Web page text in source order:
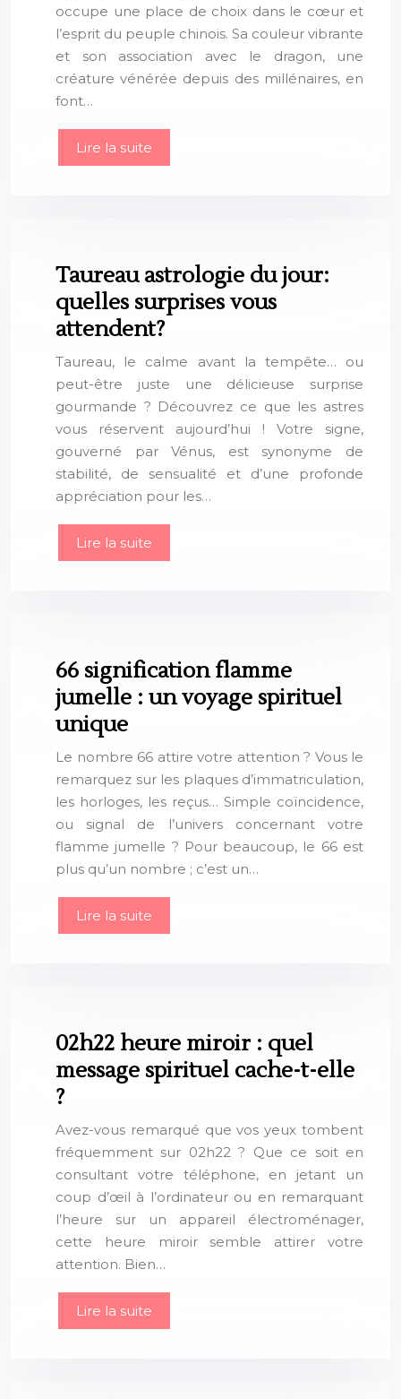
occupe une place de choix dans le cœur et
l’esprit du peuple chinois. Sa couleur vibrante
et son association avec le dragon, une
créature vénérée depuis des millénaires, en
font…
Lire la suite
Taureau astrologie du jour:
quelles surprises vous
attendent?
Taureau, le calme avant la tempête… ou
peut-être juste une délicieuse surprise
gourmande ? Découvrez ce que les astres
vous réservent aujourd’hui ! Votre signe,
gouverné par Vénus, est synonyme de
stabilité, de sensualité et d’une profonde
appréciation pour les…
Lire la suite
66 signification flamme
jumelle : un voyage spirituel
unique
Le nombre 66 attire votre attention ? Vous le
remarquez sur les plaques d’immatriculation,
les horloges, les reçus… Simple coïncidence,
ou signal de l’univers concernant votre
flamme jumelle ? Pour beaucoup, le 66 est
plus qu’un nombre ; c’est un…
Lire la suite
02h22 heure miroir : quel
message spirituel cache-t-elle
?
Avez-vous remarqué que vos yeux tombent
fréquemment sur 02h22 ? Que ce soit en
consultant votre téléphone, en jetant un
coup d’œil à l’ordinateur ou en remarquant
l’heure sur un appareil électroménager,
cette heure miroir semble attirer votre
attention. Bien…
Lire la suite